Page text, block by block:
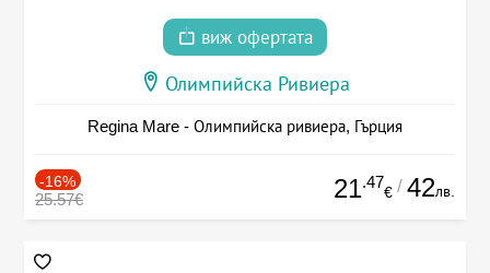
виж офертата
Олимпийска Ривиера
Regina Mare - Олимпийска ривиера, Гърция
-16%
25.57€ 21.47
€ / 42лв.